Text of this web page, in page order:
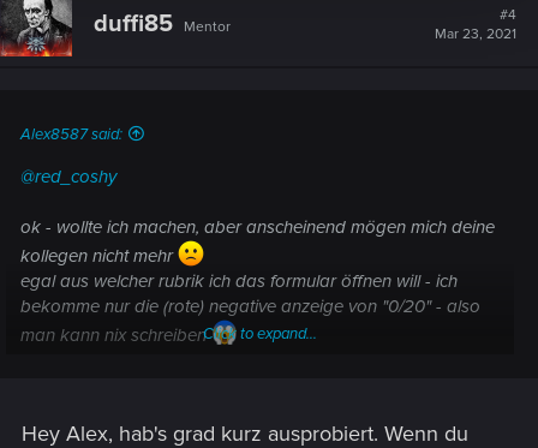
duffi85 Mentor
#4
Mar 23, 2021
Alex8587 said:
@red_coshy
ok - wollte ich machen, aber anscheinend mögen mich deine
kollegen nicht mehr
egal aus welcher rubrik ich das formular öffnen will - ich
bekomme nur die (rote) negative anzeige von "0/20" - also
man kann nix schreiben
vorher stand da "0/1000" in schwarz und man konnte da
Click to expand...
Hey Alex, hab's grad kurz ausprobiert. Wenn du